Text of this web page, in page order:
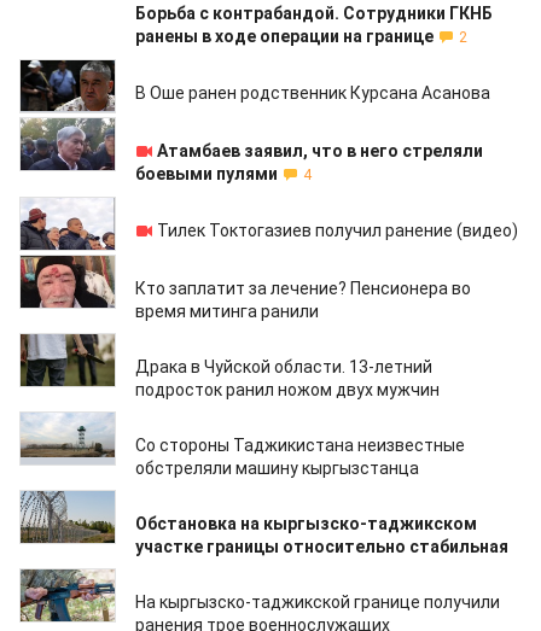
Борьба с контрабандой. Сотрудники ГКНБ
ранены в ходе операции на границе
2
31.01.2021
В Оше ранен родственник Курсана Асанова
09.10.2020
Атамбаев заявил, что в него стреляли
боевыми пулями
4
09.10.2020
Тилек Токтогазиев получил ранение (видео)
07.10.2020
Кто заплатит за лечение? Пенсионера во
время митинга ранили
22.09.2020
Драка в Чуйской области. 13-летний
подросток ранил ножом двух мужчин
02.06.2020
Со стороны Таджикистана неизвестные
обстреляли машину кыргызстанца
09.05.2020
Обстановка на кыргызско-таджикском
участке границы относительно стабильная
08.05.2020
На кыргызско-таджикской границе получили
ранения трое военнослужащих